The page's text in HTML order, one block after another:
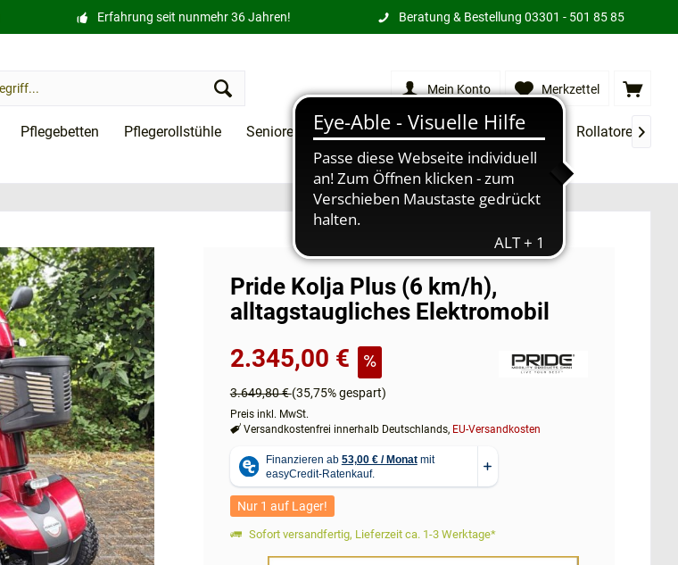
Erfahrung seit nunmehr 36 Jahren! Beratung & Bestellung 03301 - 501 85 85
Merkzettel
Mein Konto
Pflegebetten Pflegerollstühle Seniorensessel XXL Produkte Treppenlifte Rollatoren
Pride Kolja Plus (6 km/h),
alltagstaugliches Elektromobil
2.345,00 €
3.649,80 €(35,75% gespart)
Preis inkl. MwSt.
Versandkostenfrei innerhalb Deutschlands, EU-Versandkosten
Nur 1 auf Lager!
Sofort versandfertig, Lieferzeit ca. 1-3 Werktage*